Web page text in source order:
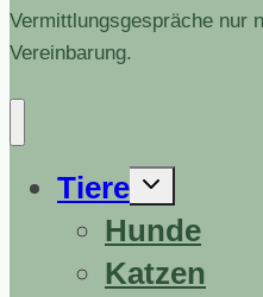
Vermittlungsgespräche nur
Vereinbarung.
Tiere
Untermenü
Hunde
Katzen